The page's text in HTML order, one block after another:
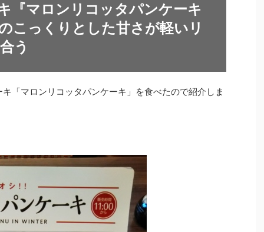
『マロンリコッタパンケーキ
こっくりとした甘さが軽いリ
う
「マロンリコッタパンケーキ」を食べたので紹介しま